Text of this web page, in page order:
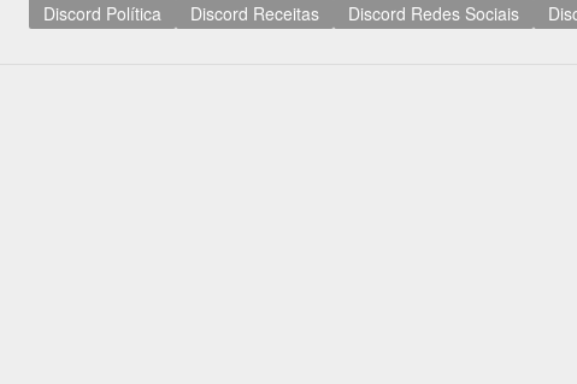
Discord Política
Discord Receitas Discord Redes Sociais